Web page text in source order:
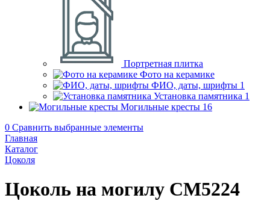
Портретная плитка
Фото на керамике
ФИО, даты, шрифты 1
Установка памятника 1
Могильные кресты 16
0 Сравнить выбранные элементы
Главная
Каталог
Цоколя
Цоколь на могилу CM5224